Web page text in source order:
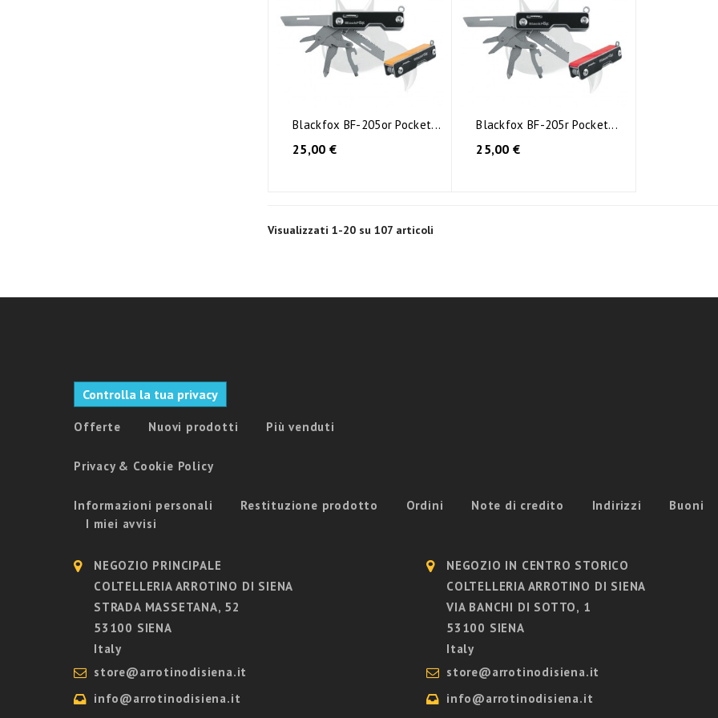
Blackfox BF-205or Pocket...
25,00 €
Blackfox BF-205r Pocket...
25,00 €
Visualizzati 1-20 su 107 articoli
Controlla la tua privacy
Offerte Nuovi prodotti Più venduti
Privacy & Cookie Policy
Informazioni personali Restituzione prodotto Ordini Note di credito Indirizzi
Buoni
I miei avvisi
NEGOZIO PRINCIPALE
COLTELLERIA ARROTINO DI SIENA
STRADA MASSETANA, 52
53100 SIENA
Italy
store@arrotinodisiena.it
info@arrotinodisiena.it
NEGOZIO IN CENTRO STORICO
COLTELLERIA ARROTINO DI SIENA
VIA BANCHI DI SOTTO, 1
53100 SIENA
Italy
store@arrotinodisiena.it
info@arrotinodisiena.it